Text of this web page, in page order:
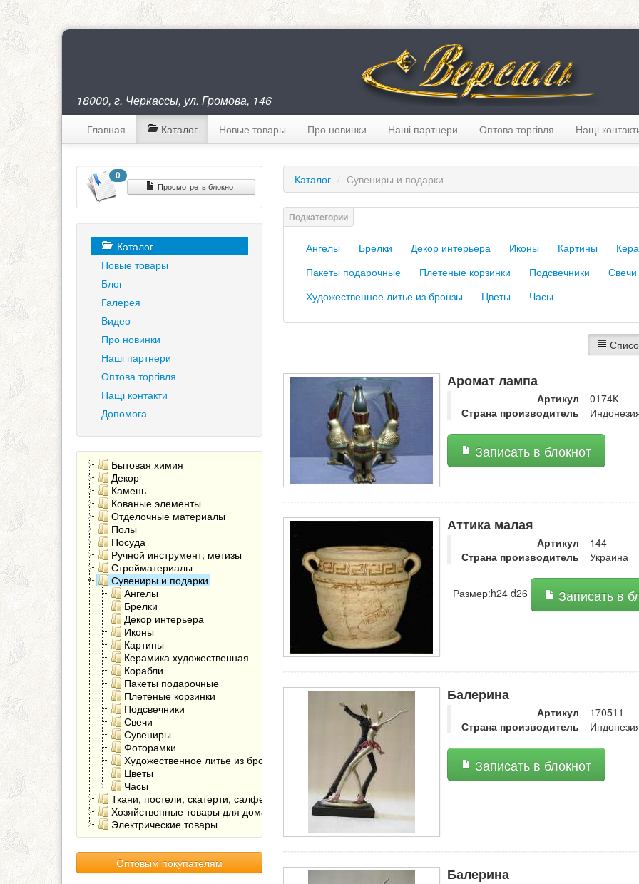
18000, г. Черкассы, ул. Громова, 146
Главная Каталог Новые товары Про новинки Наші партнери Оптова торгівля Нащі
0
Просмотреть блокнот
Каталог
Новые товары
Блог
Галерея
Видео
Про новинки
Наші партнери
Оптова торгівля
Нащі контакти
Допомога
Бытовая химия
Декор
Камень
Кованые элементы
Отделочные материалы
Полы
Посуда
Ручной инструмент, метизы
Стройматериалы
Сувениры и подарки
Ангелы
Брелки
Декор интерьера
Иконы
Картины
Керамика художественная
Корабли
Пакеты подарочные
Плетеные корзинки
Подсвечники
Свечи
Сувениры
Фоторамки
Художественное литье из бронзы
Цветы
Часы
Ткани, постели, скатерти, салфетки
Хозяйственные товары для дома
Электрические товары
Оптовым покупателям
Каталог / Сувениры и подарки
Ангелы Брелки Декор интерьера Иконы Картины
Пакеты подарочные
Плетеные корзинки Подсвечники
Свечи
Художественное литье из бронзы
Цветы Часы
Аромат лампа
Артикул
0174К
Страна производитель
Записать в блокнот
Аттика малая
Артикул
144
Страна производитель
Украина
Размер:h24 d26 Записать в
Балерина
Артикул
170511
Страна производитель
Записать в блокнот
Балерина